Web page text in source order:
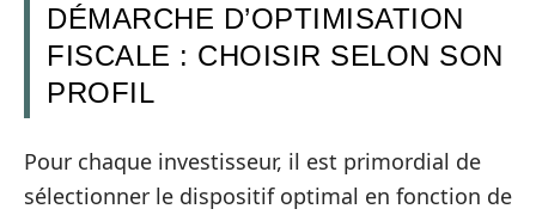
DÉMARCHE D’OPTIMISATION
FISCALE : CHOISIR SELON SON
PROFIL
Pour chaque investisseur, il est primordial de
sélectionner le dispositif optimal en fonction de